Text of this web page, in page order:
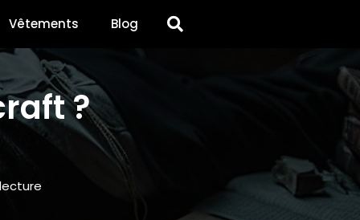
Vêtements Blog
?